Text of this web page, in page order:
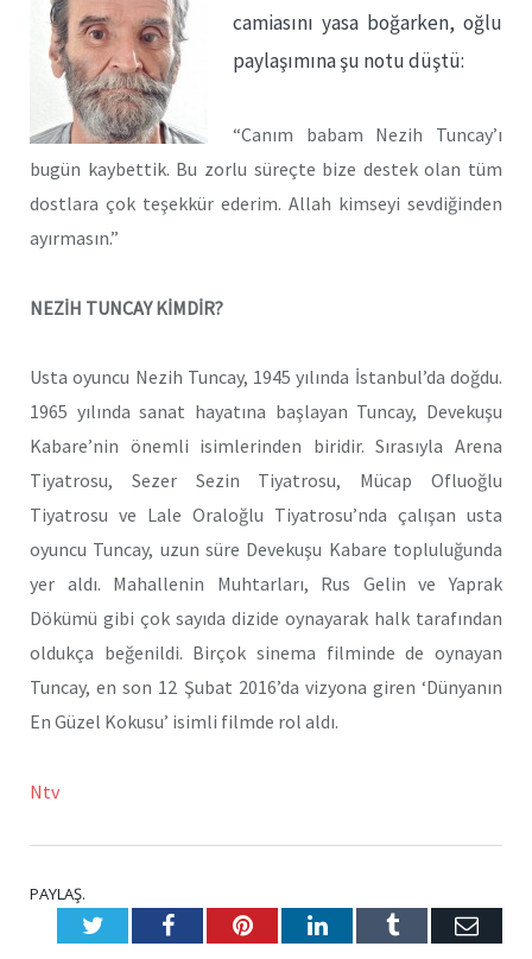
camiasını yasa boğarken, oğlu
paylaşımına şu notu düştü:
“Canım babam Nezih Tuncay’ı
bugün kaybettik. Bu zorlu süreçte bize destek olan tüm
dostlara çok teşekkür ederim. Allah kimseyi sevdiğinden
ayırmasın.”
NEZİH TUNCAY KİMDİR?
Usta oyuncu Nezih Tuncay, 1945 yılında İstanbul’da doğdu.
1965 yılında sanat hayatına başlayan Tuncay, Devekuşu
Kabare’nin önemli isimlerinden biridir. Sırasıyla Arena
Tiyatrosu, Sezer Sezin Tiyatrosu, Mücap Ofluoğlu
Tiyatrosu ve Lale Oraloğlu Tiyatrosu’nda çalışan usta
oyuncu Tuncay, uzun süre Devekuşu Kabare topluluğunda
yer aldı. Mahallenin Muhtarları, Rus Gelin ve Yaprak
Dökümü gibi çok sayıda dizide oynayarak halk tarafından
oldukça beğenildi. Birçok sinema filminde de oynayan
Tuncay, en son 12 Şubat 2016’da vizyona giren ‘Dünyanın
En Güzel Kokusu’ isimli filmde rol aldı.
Ntv
PAYLAŞ.
TwitterFacebookPinterestLinkedInTumblr E-